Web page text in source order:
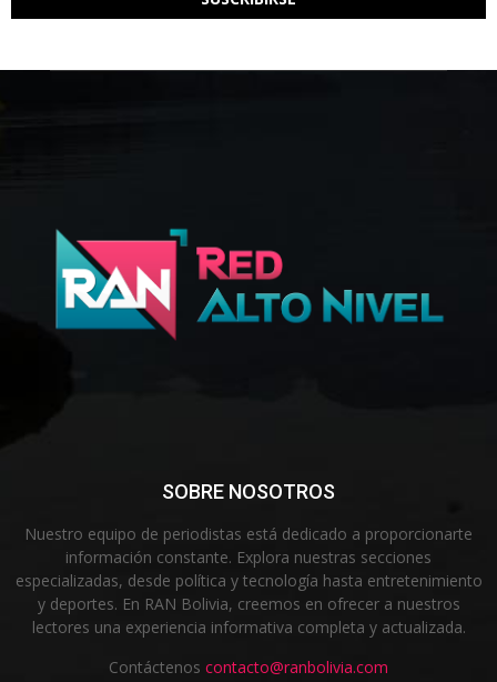
SOBRE NOSOTROS
Nuestro equipo de periodistas está dedicado a proporcionarte
información constante. Explora nuestras secciones
especializadas, desde política y tecnología hasta entretenimiento
y deportes. En RAN Bolivia, creemos en ofrecer a nuestros
lectores una experiencia informativa completa y actualizada.
Contáctenos contacto@ranbolivia.com